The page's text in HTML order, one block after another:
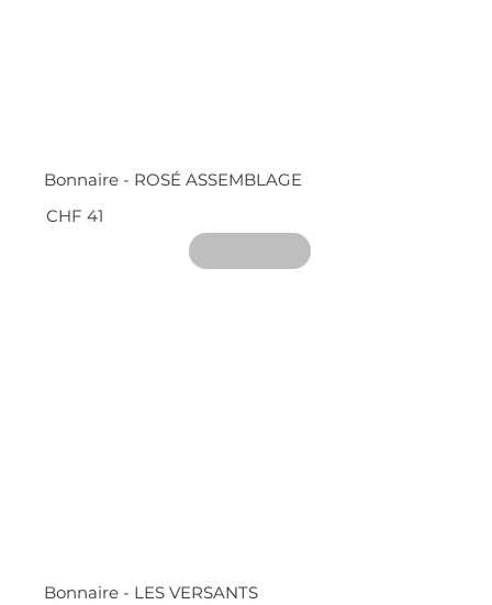
Bonnaire - ROSÉ ASSEMBLAGE
CHF 41
Bonnaire - LES VERSANTS